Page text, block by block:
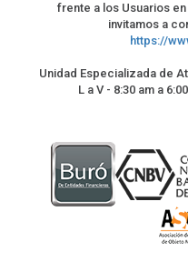
frente a los Usuarios
invitamos a
https://
Unidad Especializada de
L a V - 8:30 am a